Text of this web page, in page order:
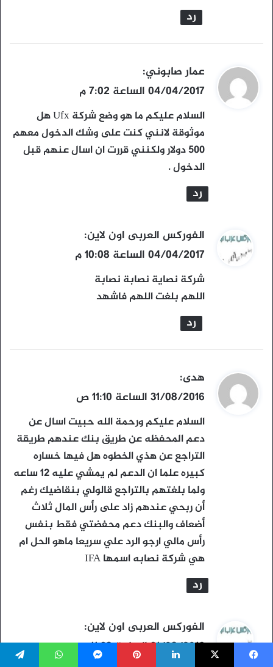
رد
ي
ق
و
ل
عمار صابوني:
04/04/2017 الساعة 7:02 م
السلام عليكم ما هو وضع شركة Ufx هل
موثوقة لانني كنت على وشك الدخول معهم
500 دولار ولكنني قررت ان اسال عنهم قبل
الدخول .
رد
ي
ق
و
ل
الفوركس العربى اون لاين:
04/04/2017 الساعة 10:08 م
شركة نصاية نصابة نصابة
اللهم بلغت اللهم فاشهد
رد
ي
ق
و
ل
هدى:
31/08/2016 الساعة 11:10 ص
السلام عليكم ورحمة الله حبيت اسال عن
دعم المحفظه عن طريق بنك عندهم طريقة
التراجع عن هذي الخطوه هل فيها خساره
كبيره علما ان الدعم لم يمشي عليه 12 ساعه
ولما بلغتهم بالتراجع قالولي بنقاضيك رغم
أن ربحي عندهم زاد على رأس المال ثلاث
أضعاف والبنك دعم محفضتي فقط بنفس
رأس مالي ارجو الرد علي سريعا ماهو الحل ام
هي شركة نصابه اسمها IFA
رد
ي
ق
الفوركس العربى اون لاين:
31/08/2016 الساعة 11:38 ص